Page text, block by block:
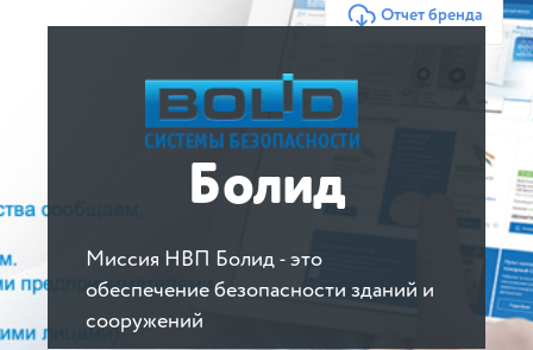
Отчет бренда
Болид
Миссия НВП Болид - это
обеспечение безопасности зданий и
сооружений